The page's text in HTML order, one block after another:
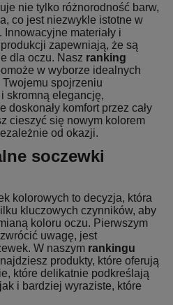
nie tylko różnorodność barw,
co jest niezwykle istotne w
materiały i
zapewniają, że są
dla oczu. Nasz ranking
w wyborze idealnych
spojrzeniu
skromną elegancję,
komfort przez cały
cieszyć się nowym kolorem
od okazji.
soczewki
kolorowych to decyzja, która
kluczowych czynników, aby
koloru oczu. Pierwszym
uwagę, jest
W naszym rankingu
produkty, które oferują
które delikatnie podkreślają
i bardziej wyraziste, które